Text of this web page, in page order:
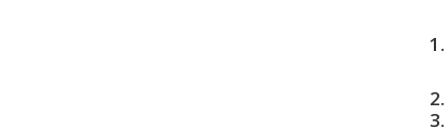
1.
2.
3.